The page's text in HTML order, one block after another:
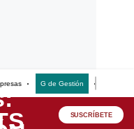
G de Gestión
SUSCRÍBETE